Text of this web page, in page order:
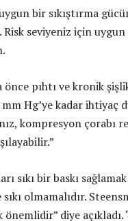
bir sıkıştırma
seviyeniz için
önce pıhtı ve kronik
Hg’ye kadar ihtiyaç
kompresyon çorabı
sıkı bir baskı
olmamalıdır.
diye